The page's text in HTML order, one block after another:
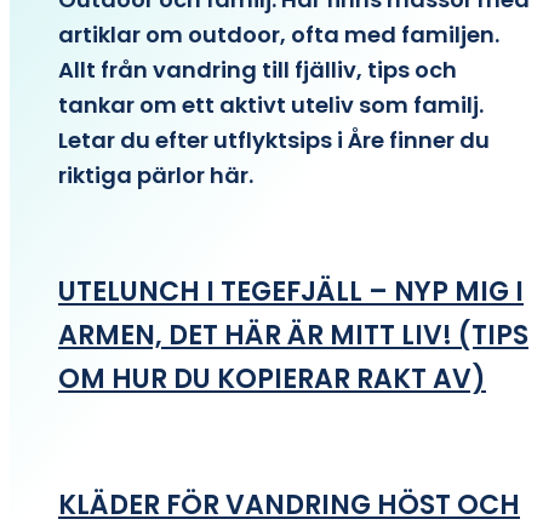
artiklar om outdoor, ofta med familjen.
Allt från vandring till fjälliv, tips och
tankar om ett aktivt uteliv som familj.
Letar du efter utflyktsips i Åre finner du
riktiga pärlor här.
UTELUNCH I TEGEFJÄLL – NYP MIG I
ARMEN, DET HÄR ÄR MITT LIV! (TIPS
OM HUR DU KOPIERAR RAKT AV)
KLÄDER FÖR VANDRING HÖST OCH